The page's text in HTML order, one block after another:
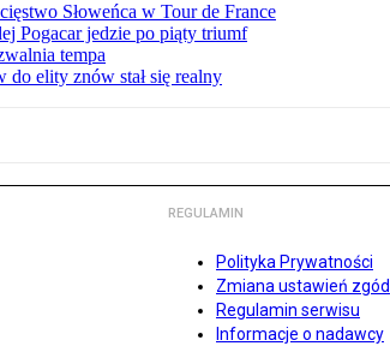
Słoweńca w Tour de France
Pogacar jedzie po piąty triumf
tempa
elity znów stał się realny
REGULAMIN
Polityka Prywatności
Zmiana ustawień zgód
Regulamin serwisu
Informacje o nadawcy